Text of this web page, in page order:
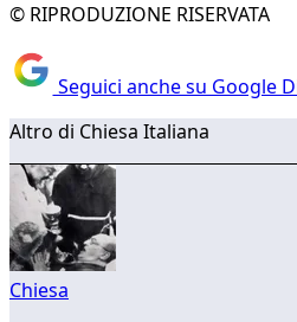
© RIPRODUZIONE RISERVATA
Seguici anche su Google
Altro di Chiesa Italiana
Chiesa